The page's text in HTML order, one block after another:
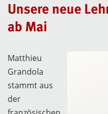
Unsere neue
ab Mai
Matthieu
Grandola
stammt aus
der